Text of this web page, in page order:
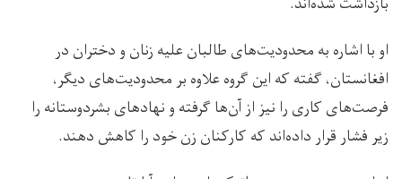
او با اشاره به محدودیت‌های طالبان علیه زنان و دختران در
افغانستان، گفته که این گروه علاوه بر محدودیت‌های دیگر،
فرصت‌های کاری را نیز از آن‌ها گرفته و نهادهاى بشردوستانه را
زير فشار قرار داده‌اند كه كاركنان زن خود را كاهش دهند.